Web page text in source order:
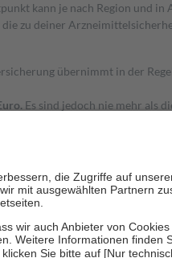
kann je nach Region und in
zu deiner
übernimmt in der
Es sind jedoch nie mehr als
Zuzahlungen an bei: